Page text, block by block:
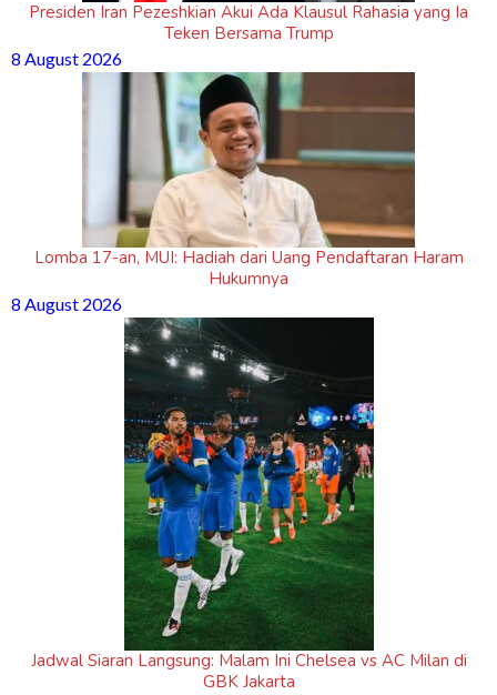
Presiden Iran Pezeshkian Akui Ada Klausul Rahasia yang Ia
Teken Bersama Trump
8 August 2026
Lomba 17-an, MUI: Hadiah dari Uang Pendaftaran Haram
Hukumnya
8 August 2026
Jadwal Siaran Langsung: Malam Ini Chelsea vs AC Milan di
GBK Jakarta